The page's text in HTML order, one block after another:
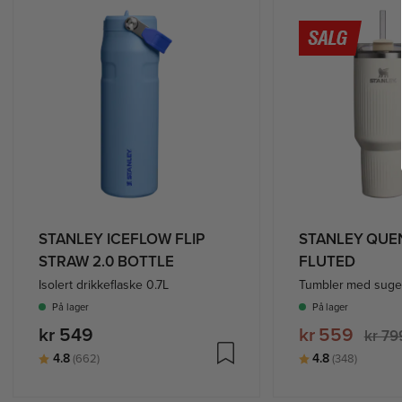
STANLEY ICEFLOW FLIP
STRAW 2.0 BOTTLE
Isolert drikkeflaske 0.7L
På lager
kr 549
Karakter:
4.8(662)av 5 mulige
STANLEY
FLUTED
Tumbler med
På lager
kr 559 kr
Karakter:
4.8 (348)